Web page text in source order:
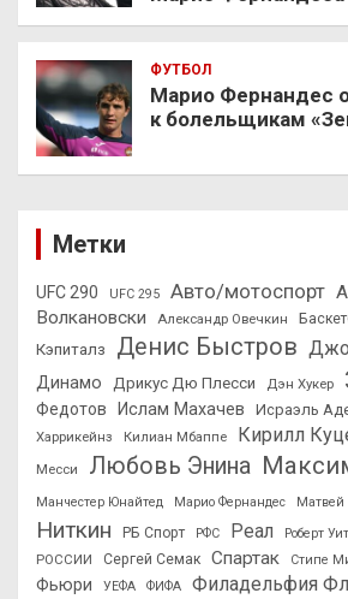
ФУТБОЛ
Марио Фернандес
к болельщикам
Метки
UFC 290 UFC 295 Авто/мотоспорт
Волкановски
Александр Овечкин
Кэпиталз
Денис Быстров
Динамо Дрикус Дю Плесси Дэн Хукер
Федотов
Ислам Махачев Исраэль
Харрикейнз
Килиан Мбаппе Кирилл
Месси
Любовь Энина
Манчестер Юнайтед Марио Фернандес Матвей
Ниткин
РБ Спорт РФС Реал Роберт
РОССИИ
Сергей Семак Спартак Стипе
Фьюри
УЕФА ФИФА Филадельфия